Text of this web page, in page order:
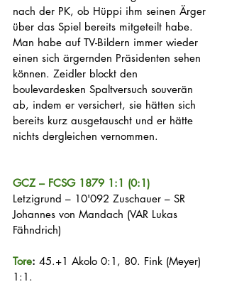
nach der PK, ob Hüppi ihm seinen Ärger
über das Spiel bereits mitgeteilt habe.
Man habe auf TV-Bildern immer wieder
einen sich ärgernden Präsidenten sehen
können. Zeidler blockt den
boulevardesken Spaltversuch souverän
ab, indem er versichert, sie hätten sich
bereits kurz ausgetauscht und er hätte
nichts dergleichen vernommen.
GCZ – FCSG 1879 1:1 (0:1)
Letzigrund – 10'092 Zuschauer – SR
Johannes von Mandach (VAR Lukas
Fähndrich)
Tore: 45.+1 Akolo 0:1, 80. Fink (Meyer)
1:1.